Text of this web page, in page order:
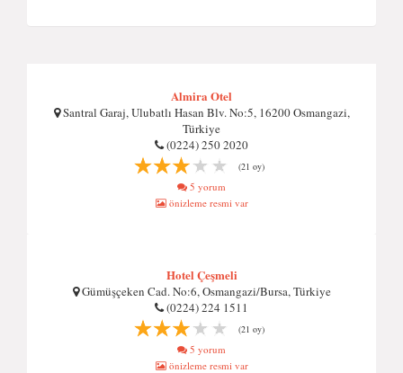
Almira Otel
Santral Garaj, Ulubatlı Hasan Blv. No:5, 16200 Osmangazi,
Türkiye
(0224) 250 2020
(21 oy)
5 yorum
önizleme resmi var
Hotel Çeşmeli
Gümüşçeken Cad. No:6, Osmangazi/Bursa, Türkiye
(0224) 224 1511
(21 oy)
5 yorum
önizleme resmi var